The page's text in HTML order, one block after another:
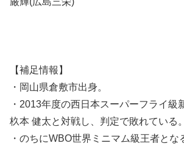
【補足情報】
・岡山県倉敷市出身。
・2013年度の西日本スーパーフライ級
杦本 健太と対戦し、判定で敗れている。
・のちにWBO世界ミニマム級王者とな